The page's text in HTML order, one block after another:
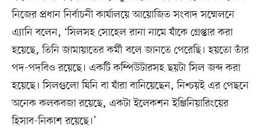
নিজের প্রধান নির্বাচনী কার্যালয়ে আয়োজিত সংবাদ সম্মেলনে
এ্যানি বলেন, ‘সিলসহ সোহেল রানা নামে যাঁকে গ্রেপ্তার করা
হয়েছে, তিনি জামায়াতের কর্মী বলে জানতে পেরেছি। হয়তো তাঁর
পদ-পদবিও রয়েছে। একটি কম্পিউটারসহ ছয়টা সিল জব্দ করা
হয়েছে। সিলগুলো যিনি বা যাঁরা বানিয়েছেন, নিশ্চয়ই এর পেছনে
অনেক কলকবজা রয়েছে, একটা ইলেকশন ইঞ্জিনিয়ারিংয়ের
হিসাব-নিকাশ রয়েছে।’